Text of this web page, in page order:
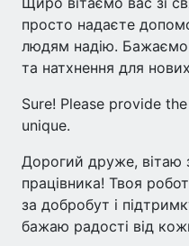
просто надаєте
людям надію. Бажаємо
та натхнення для
Sure! Please provide
unique.
Дорогий друже, вітаю
працівника! Твоя
за добробут і
бажаю радості від